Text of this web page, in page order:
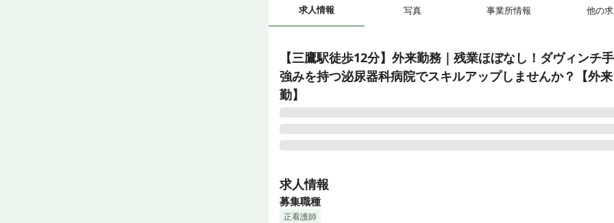
求人情報 写真 事業所情報 他の
【三鷹駅徒歩12分】外来勤務｜残業ほぼなし！ダヴィンチ
強みを持つ泌尿器科病院でスキルアップしませんか？【外
勤】
日勤のみで仕事とプライベートの両立が可能です。ブランクのある方も
先輩看護師が丁寧に指導します。
求人情報
募集職種
正看護師